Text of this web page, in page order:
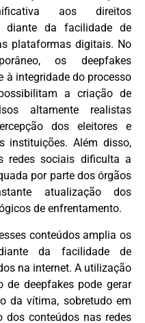
aos direitos
diante da facilidade de
plataformas digitais. No
os deepfakes
à integridade do processo
a criação de
altamente realistas
dos eleitores e
instituições. Além disso,
redes sociais dificulta a
por parte dos órgãos
atualização dos
de enfrentamento.
conteúdos amplia os
da facilidade de
na internet. A utilização
deepfakes pode gerar
da vítima, sobretudo em
dos conteúdos nas redes